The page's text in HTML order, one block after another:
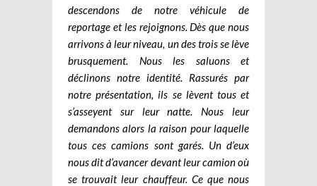
descendons de notre véhicule de
reportage et les rejoignons. Dès que nous
arrivons à leur niveau, un des trois se lève
brusquement. Nous les saluons et
déclinons notre identité. Rassurés par
notre présentation, ils se lèvent tous et
s’asseyent sur leur natte. Nous leur
demandons alors la raison pour laquelle
tous ces camions sont garés. Un d’eux
nous dit d’avancer devant leur camion où
se trouvait leur chauffeur. Ce que nous